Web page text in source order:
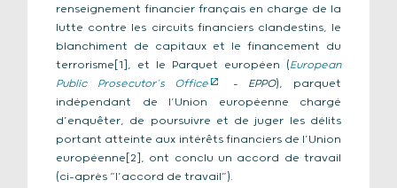
renseignement financier français en charge de la
lutte contre les circuits financiers clandestins, le
blanchiment de capitaux et le financement du
terrorisme[1], et le Parquet européen (European
Public Prosecutor’s Office
– EPPO), parquet
indépendant de l’Union européenne chargé
d’enquêter, de poursuivre et de juger les délits
portant atteinte aux intérêts financiers de l’Union
européenne[2], ont conclu un accord de travail
(ci-après “l’accord de travail”).